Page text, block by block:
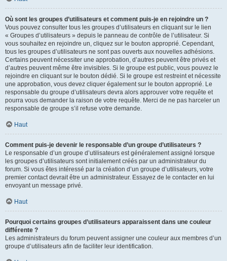
Où sont les groupes d’utilisateurs et comment puis-je en rejoindre un ?
Vous pouvez consulter tous les groupes d’utilisateurs en cliquant sur le lien
« Groupes d’utilisateurs » depuis le panneau de contrôle de l’utilisateur. Si
vous souhaitez en rejoindre un, cliquez sur le bouton approprié. Cependant,
tous les groupes d’utilisateurs ne sont pas ouverts aux nouvelles adhésions.
Certains peuvent nécessiter une approbation, d’autres peuvent être privés et
d’autres peuvent même être invisibles. Si le groupe est public, vous pouvez le
rejoindre en cliquant sur le bouton dédié. Si le groupe est restreint et nécessite
une approbation, vous devez cliquer également sur le bouton approprié. Le
responsable du groupe d’utilisateurs devra alors approuver votre requête et
pourra vous demander la raison de votre requête. Merci de ne pas harceler un
responsable de groupe s’il refuse votre demande.
Haut
Comment puis-je devenir le responsable d’un groupe d’utilisateurs ?
Le responsable d’un groupe d’utilisateurs est généralement assigné lorsque
les groupes d’utilisateurs sont initialement créés par un administrateur du
forum. Si vous êtes intéressé par la création d’un groupe d’utilisateurs, votre
premier contact devrait être un administrateur. Essayez de le contacter en lui
envoyant un message privé.
Haut
Pourquoi certains groupes d’utilisateurs apparaissent dans une couleur
différente ?
Les administrateurs du forum peuvent assigner une couleur aux membres d’un
groupe d’utilisateurs afin de faciliter leur identification.